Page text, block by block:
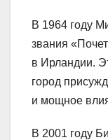
В 1964 году
звания
в Ирландии.
город
и мощное
В 2001 году